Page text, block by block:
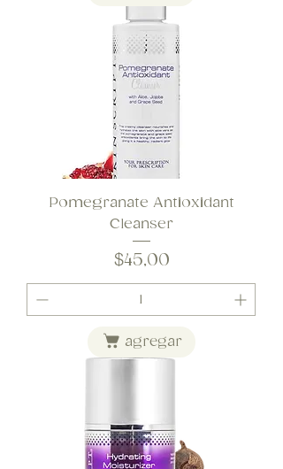
Pomegranate Antioxidant
Cleanser
Precio
$45,00
agregar